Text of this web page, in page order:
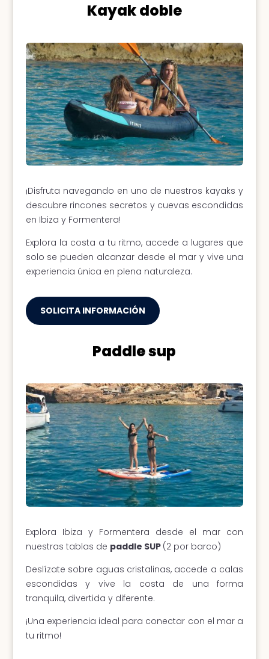
Kayak doble
¡Disfruta navegando en uno de nuestros kayaks y
descubre rincones secretos y cuevas escondidas
en Ibiza y Formentera!
Explora la costa a tu ritmo, accede a lugares que
solo se pueden alcanzar desde el mar y vive una
experiencia única en plena naturaleza.
SOLICITA INFORMACIÓN
Paddle sup
Explora Ibiza y Formentera desde el mar con
nuestras tablas de paddle SUP (2 por barco)
Deslízate sobre aguas cristalinas, accede a calas
escondidas y vive la costa de una forma
tranquila, divertida y diferente.
¡Una experiencia ideal para conectar con el mar a
tu ritmo!